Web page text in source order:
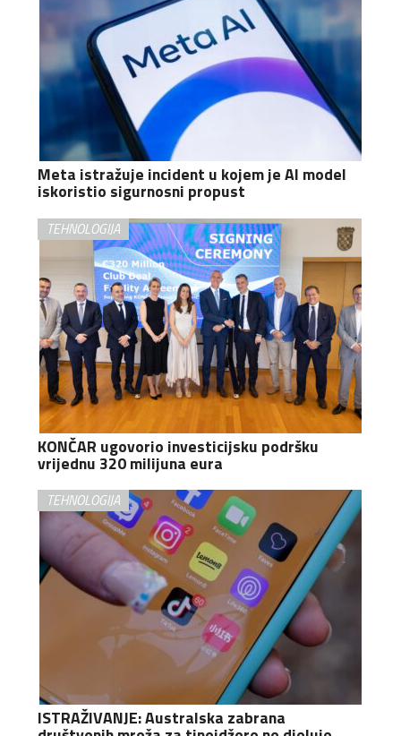
Meta istražuje incident u kojem je AI model
iskoristio sigurnosni propust
TEHNOLOGIJA
KONČAR ugovorio investicijsku podršku
vrijednu 320 milijuna eura
TEHNOLOGIJA
ISTRAŽIVANJE: Australska zabrana